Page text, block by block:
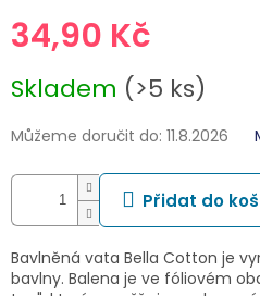
34,90 Kč
cena:
Skladem (>5 ks)
Můžeme doručit do: 11.8.2026
Přidat do
Bavlněná vata Bella Cotton je
bavlny. Balena je ve fóliovém